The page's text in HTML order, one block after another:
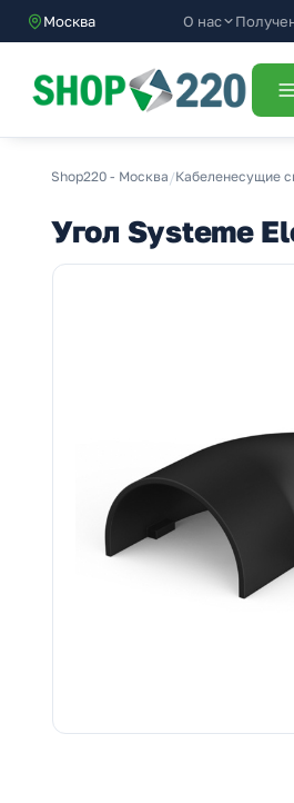
Москва О нас
Shop220 - Москва /Кабеленесущие
Угол Systeme